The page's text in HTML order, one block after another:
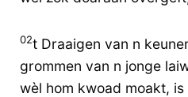
02t Draaigen van n
grommen van n jonge
wèl hom kwoad moakt,